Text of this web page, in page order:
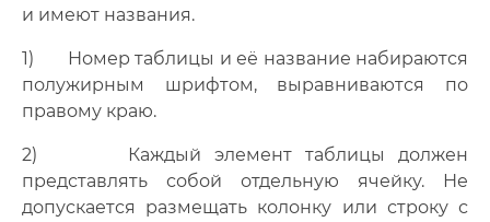
и имеют названия.
1) Номер таблицы и её название набираются
полужирным шрифтом, выравниваются по
правому краю.
2) Каждый элемент таблицы должен
представлять собой отдельную ячейку. Не
допускается размещать колонку или строку с